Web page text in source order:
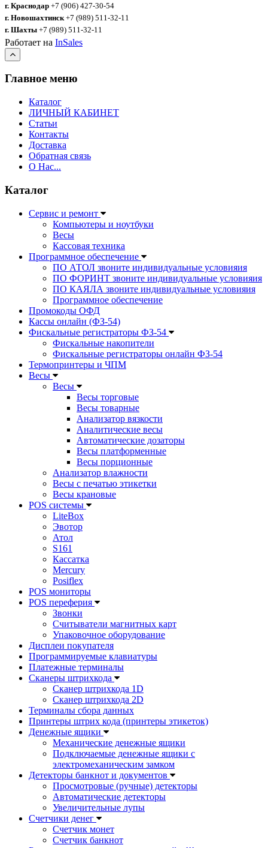
г. Краснодар +7 (906) 427-30-54
г. Новошахтинск +7 (989) 511-32-11
г. Шахты +7 (989) 511-32-11
Работает на InSales
Главное меню
Каталог
ЛИЧНЫЙ КАБИНЕТ
Статьи
Контакты
Доставка
Обратная связь
О Нас...
Каталог
Сервис и ремонт
Компьютеры и ноутбуки
Весы
Кассовая техника
Программное обеспечение
ПО АТОЛ звоните индивидуальные условияия
ПО ФОРИНТ звоните индивидуальные условияия
ПО КАЯЛА звоните индивидуальные условияия
Программное обеспечение
Промокоды ОФД
Кассы онлайн (ФЗ-54)
Фискальные регистраторы ФЗ-54
Фискальные накопители
Фискальные регистраторы онлайн ФЗ-54
Термопринтеры и ЧПМ
Весы
Весы
Весы торговые
Весы товарные
Анализатор вязкости
Аналитические весы
Автоматические дозаторы
Весы платформенные
Весы порционные
Анализатор влажности
Весы с печатью этикетки
Весы крановые
POS системы
LiteBox
Эвотор
Атол
S161
Кассатка
Mercury
Posiflex
POS мониторы
POS переферия
Звонки
Считыватели магнитных карт
Упаковочное оборудование
Дисплеи покупателя
Программируемые клавиатуры
Платежные терминалы
Сканеры штрихкода
Сканер штрихкода 1D
Сканер штрихкода 2D
Терминалы сбора данных
Принтеры штрих кода (принтеры этикеток)
Денежные ящики
Механические денежные ящики
Подключаемые денежные ящики с
электромеханическим замком
Детекторы банкнот и документов
Просмотровые (ручные) детекторы
Автоматические детекторы
Увеличительные лупы
Счетчики денег
Счетчик монет
Счетчик банкнот